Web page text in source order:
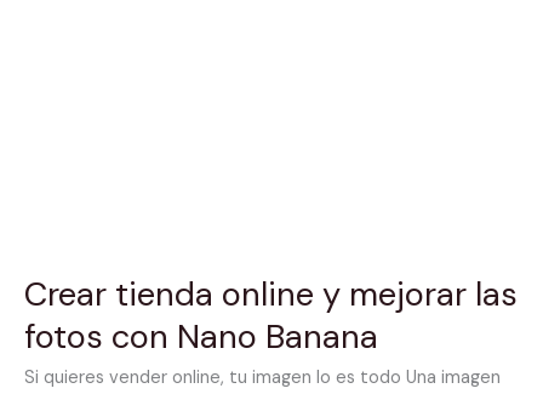
Crear tienda online y mejorar las
fotos con Nano Banana
Si quieres vender online, tu imagen lo es todo Una imagen